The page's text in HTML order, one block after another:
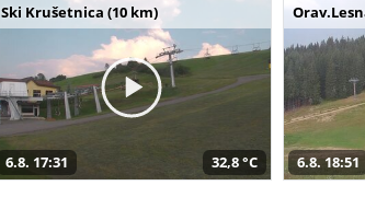
Ski Krušetnica (10 km)
6.8. 17:31 32,8 °C 6.8. 18:51